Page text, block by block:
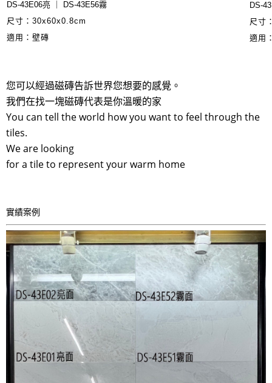
DS-43E06亮 ｜ DS-43E56霧
尺寸：30x60x0.8cm
適用：壁磚
DS-
尺寸
適用
您可以經過磁磚告訴世界您想要的感覺。
我們在找一塊磁磚代表是你溫暖的家
You can tell the world how you want to feel through the
tiles.
We are looking
for a tile to represent your warm home
實績案例